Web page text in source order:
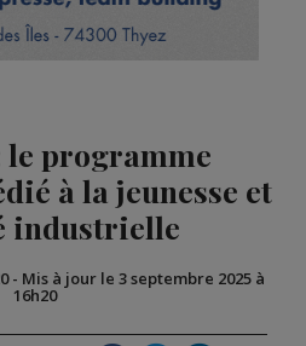
le programme
à la jeunesse et
industrielle
- Mis à jour le 3 septembre 2025 à
16h20